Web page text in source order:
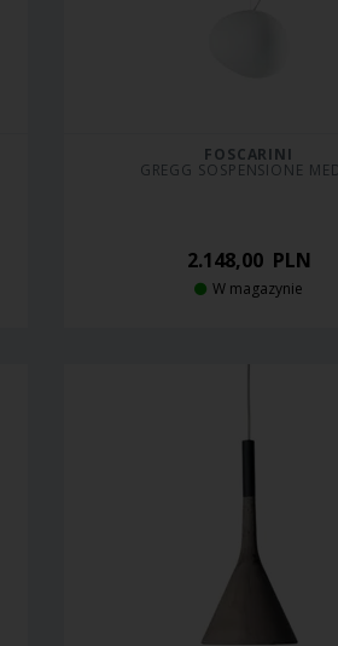
FOSCARINI
GREGG SOSPENSIONE
2.148,00PLN
W magazynie